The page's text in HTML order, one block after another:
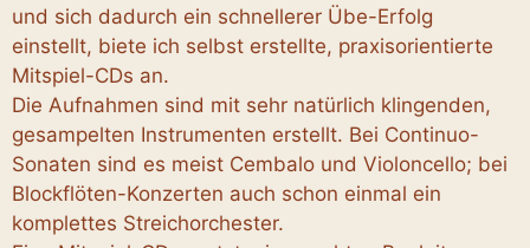
und sich dadurch ein schnellerer Übe-Erfolg
einstellt, biete ich selbst erstellte, praxisorientierte
Mitspiel-CDs an.
Die Aufnahmen sind mit sehr natürlich klingenden,
gesampelten Instrumenten erstellt. Bei Continuo-
Sonaten sind es meist Cembalo und Violoncello; bei
Blockflöten-Konzerten auch schon einmal ein
komplettes Streichorchester.